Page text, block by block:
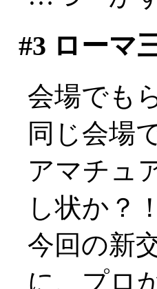
#3 ローマ
会場でも
同じ会場
アマチュ
し状か？
今回の新
に、プロ